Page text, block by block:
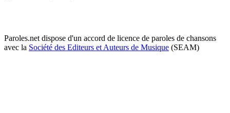
Paroles.net dispose d'un accord de licence de paroles de chansons
avec la Société des Editeurs et Auteurs de Musique (SEAM)